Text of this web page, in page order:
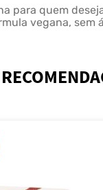
para quem
vegana,